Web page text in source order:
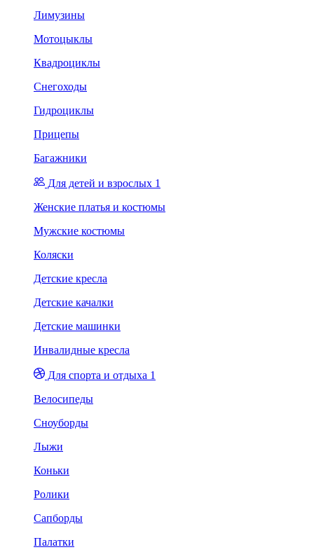
Лимузины
Мотоцыклы
Квадроциклы
Снегоходы
Гидроциклы
Прицепы
Багажники
Для детей и взрослых 1
Женские платья и костюмы
Мужские костюмы
Коляски
Детские кресла
Детские качалки
Детские машинки
Инвалидные кресла
Для спорта и отдыха 1
Велосипеды
Сноуборды
Лыжи
Коньки
Ролики
Сапборды
Палатки